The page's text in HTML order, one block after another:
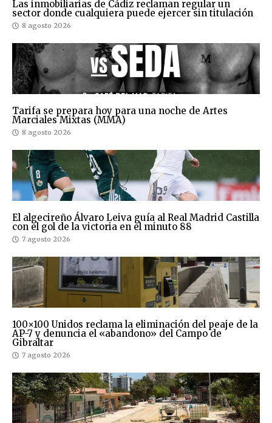
Las inmobiliarias de Cádiz reclaman regular un
sector donde cualquiera puede ejercer sin titulación
8 agosto 2026
Tarifa se prepara hoy para una noche de Artes
Marciales Mixtas (MMA)
8 agosto 2026
El algecireño Álvaro Leiva guía al Real Madrid Castilla
con el gol de la victoria en el minuto 88
7 agosto 2026
100×100 Unidos reclama la eliminación del peaje de la
AP-7 y denuncia el «abandono» del Campo de
Gibraltar
7 agosto 2026